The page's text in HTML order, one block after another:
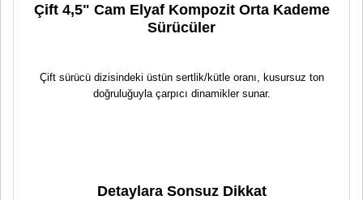
Çift 4,5" Cam Elyaf Kompozit Orta Kademe
Sürücüler
Çift sürücü dizisindeki üstün sertlik/kütle oranı, kusursuz ton
doğruluğuyla çarpıcı dinamikler sunar.
Detaylara Sonsuz Dikkat